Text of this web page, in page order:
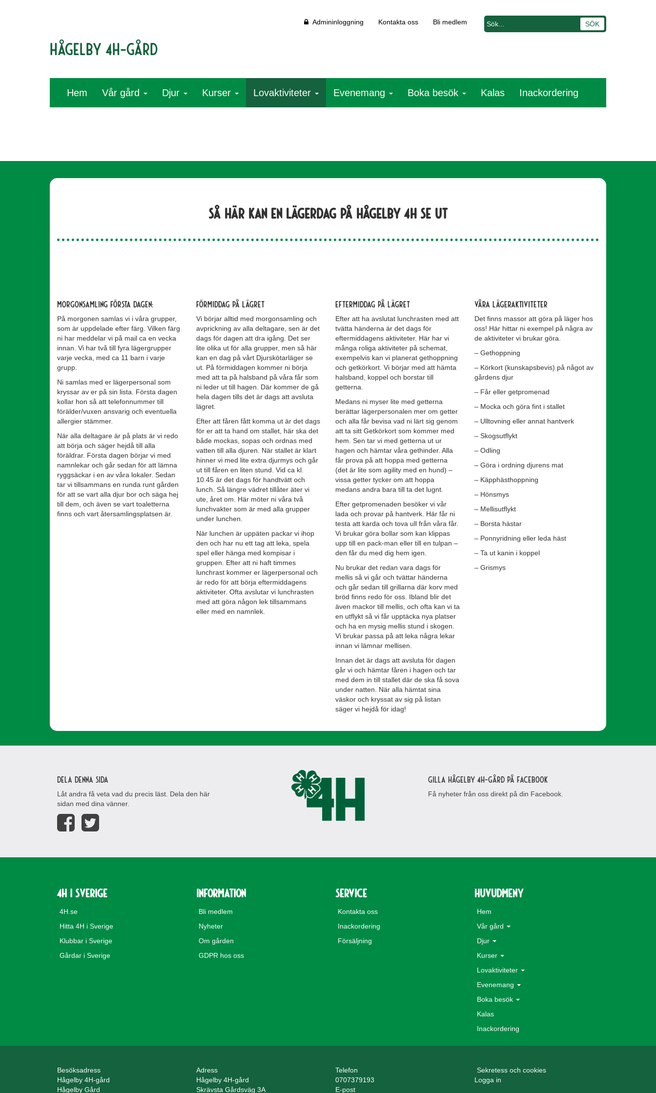
Hågelby 4H-gård
Admininloggning Kontakta oss Bli medlem
Hem Vår gård Djur Kurser Lovaktiviteter Evenemang Boka besök Kalas Inackordering
Så här kan en lägerdag på Hågelby 4H se ut
Morgonsamling första dagen:
På morgonen samlas vi i våra grupper,
som är uppdelade efter färg. Vilken färg
ni har meddelar vi på mail ca en vecka
innan. Vi har två till fyra lägergrupper
varje vecka, med ca 11 barn i varje
grupp.
Ni samlas med er lägerpersonal som
kryssar av er på sin lista. Första dagen
kollar hon så att telefonnummer till
förälder/vuxen ansvarig och eventuella
allergier stämmer.
När alla deltagare är på plats är vi redo
att börja och säger hejdå till alla
föräldrar. Första dagen börjar vi med
namnlekar och går sedan för att lämna
ryggsäckar i en av våra lokaler. Sedan
tar vi tillsammans en runda runt gården
för att se vart alla djur bor och säga hej
till dem, och även se vart toaletterna
finns och vart återsamlingsplatsen är.
Förmiddag på lägret
Vi börjar alltid med morgonsamling och
avprickning av alla deltagare, sen är det
dags för dagen att dra igång. Det ser
lite olika ut för alla grupper, men så här
kan en dag på vårt Djurskötarläger se
ut. På förmiddagen kommer ni börja
med att ta på halsband på våra får som
ni leder ut till hagen. Där kommer de gå
hela dagen tills det är dags att avsluta
lägret.
Efter att fåren fått komma ut är det dags
för er att ta hand om stallet, här ska det
både mockas, sopas och ordnas med
vatten till alla djuren. När stallet är klart
hinner vi med lite extra djurmys och går
ut till fåren en liten stund. Vid ca kl.
10.45 är det dags för handtvätt och
lunch. Så längre vädret tillåter äter vi
ute, året om. Här möter ni våra två
lunchvakter som är med alla grupper
under lunchen.
När lunchen är uppäten packar vi ihop
den och har nu ett tag att leka, spela
spel eller hänga med kompisar i
gruppen. Efter att ni haft timmes
lunchrast kommer er lägerpersonal och
är redo för att börja eftermiddagens
aktiviteter. Ofta avslutar vi lunchrasten
med att göra någon lek tillsammans
eller med en namnlek.
Eftermiddag på lägret
Efter att ha avslutat lunchrasten med att
tvätta händerna är det dags för
eftermiddagens aktiviteter. Här har vi
många roliga aktiviteter på schemat,
exempelvis kan vi planerat gethoppning
och getkörkort. Vi börjar med att hämta
halsband, koppel och borstar till
getterna.
Medans ni myser lite med getterna
berättar lägerpersonalen mer om getter
och alla får bevisa vad ni lärt sig genom
att ta sitt Getkörkort som kommer med
hem. Sen tar vi med getterna ut ur
hagen och hämtar våra gethinder. Alla
får prova på att hoppa med getterna
(det är lite som agility med en hund) –
vissa getter tycker om att hoppa
medans andra bara till ta det lugnt.
Efter getpromenaden besöker vi vår
lada och provar på hantverk. Här får ni
testa att karda och tova ull från våra får.
Vi brukar göra bollar som kan klippas
upp till en pack-man eller till en tulpan –
den får du med dig hem igen.
Nu brukar det redan vara dags för
mellis så vi går och tvättar händerna
och går sedan till grillarna där korv med
bröd finns redo för oss. Ibland blir det
även mackor till mellis, och ofta kan vi ta
en utflykt så vi får upptäcka nya platser
och ha en mysig mellis stund i skogen.
Vi brukar passa på att leka några lekar
innan vi lämnar mellisen.
Innan det är dags att avsluta för dagen
går vi och hämtar fåren i hagen och tar
med dem in till stallet där de ska få sova
under natten. När alla hämtat sina
väskor och kryssat av sig på listan
säger vi hejdå för idag!
Våra lägeraktiviteter
Det finns massor att göra på läger hos
oss! Här hittar ni exempel på några av
de aktiviteter vi brukar göra.
– Gethoppning
– Körkort (kunskapsbevis) på något av
gårdens djur
– Får eller getpromenad
– Mocka och göra fint i stallet
– Ulltovning eller annat hantverk
– Skogsutflykt
– Odling
– Göra i ordning djurens mat
– Käpphästhoppning
– Hönsmys
– Mellisutflykt
– Borsta hästar
– Ponnyridning eller leda häst
– Ta ut kanin i koppel
– Grismys
Dela denna sida
Låt andra få veta vad du precis läst. Dela den här
sidan med dina vänner.
Gilla Hågelby 4H-gård på Facebook
Få nyheter från oss direkt på din Facebook.
4H i Sverige
4H.se
Hitta 4H i Sverige
Klubbar i Sverige
Gårdar i Sverige
Information
Bli medlem
Nyheter
Om gården
GDPR hos oss
Service
Kontakta oss
Inackordering
Försäljning
Huvudmeny
Hem
Vår gård
Djur
Kurser
Lovaktiviteter
Evenemang
Boka besök
Kalas
Inackordering
Besöksadress
Hågelby 4H-gård
Hågelby Gård
Adress
Hågelby 4H-gård
Skrävsta Gårdsväg 3A
Telefon
0707379193
E-post
Sekretess och cookies
Logga in